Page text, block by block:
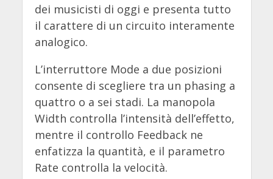
dei musicisti di oggi e presenta tutto
il carattere di un circuito interamente
analogico.
L’interruttore Mode a due posizioni
consente di scegliere tra un phasing a
quattro o a sei stadi. La manopola
Width controlla l’intensità dell’effetto,
mentre il controllo Feedback ne
enfatizza la quantità, e il parametro
Rate controlla la velocità.